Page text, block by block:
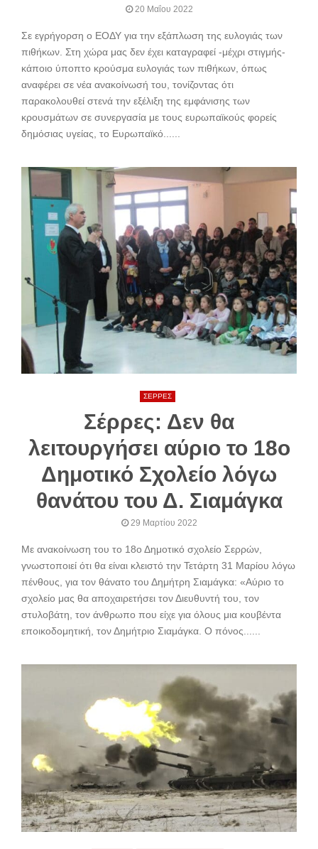
20 Μαΐου 2022
Σε εγρήγορση ο ΕΟΔΥ για την εξάπλωση της ευλογιάς των
πιθήκων. Στη χώρα μας δεν έχει καταγραφεί -μέχρι στιγμής-
κάποιο ύποπτο κρούσμα ευλογιάς των πιθήκων, όπως
αναφέρει σε νέα ανακοίνωσή του, τονίζοντας ότι
παρακολουθεί στενά την εξέλιξη της εμφάνισης των
κρουσμάτων σε συνεργασία με τους ευρωπαϊκούς φορείς
δημόσιας υγείας, το Ευρωπαϊκό......
ΣΕΡΡΕΣ
Σέρρες: Δεν θα
λειτουργήσει αύριο το 18ο
Δημοτικό Σχολείο λόγω
θανάτου του Δ. Σιαμάγκα
29 Μαρτίου 2022
Με ανακοίνωση του το 18ο Δημοτικό σχολείο Σερρών,
γνωστοποιεί ότι θα είναι κλειστό την Τετάρτη 31 Μαρίου λόγω
πένθους, για τον θάνατο του Δημήτρη Σιαμάγκα: «Αύριο το
σχολείο μας θα αποχαιρετήσει τον Διευθυντή του, τον
στυλοβάτη, τον άνθρωπο που είχε για όλους μια κουβέντα
εποικοδομητική, τον Δημήτριο Σιαμάγκα. Ο πόνος......